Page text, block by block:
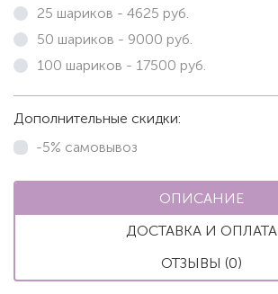
25 шариков - 4625 руб.
50 шариков - 9000 руб.
100 шариков - 17500 руб.
Дополнительные скидки:
-5% самовывоз
ОПИСАНИЕ
ДОСТАВКА И ОПЛАТА
ОТЗЫВЫ (0)